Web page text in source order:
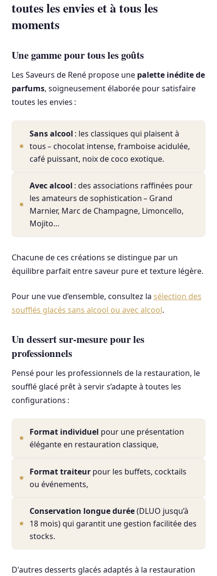
toutes les envies et à tous les
moments
Une gamme pour tous les goûts
Les Saveurs de René propose une palette inédite de
parfums, soigneusement élaborée pour satisfaire
toutes les envies :
Sans alcool : les classiques qui plaisent à
tous – chocolat intense, framboise acidulée,
café puissant, noix de coco exotique.
Avec alcool : des associations raffinées pour
les amateurs de sophistication – Grand
Marnier, Marc de Champagne, Limoncello,
Mojito…
Chacune de ces créations se distingue par un
équilibre parfait entre saveur pure et texture légère.
Pour une vue d’ensemble, consultez la sélection des
soufflés glacés sans alcool ou avec alcool.
Un dessert sur-mesure pour les
professionnels
Pensé pour les professionnels de la restauration, le
soufflé glacé prêt à servir s’adapte à toutes les
configurations :
Format individuel pour une présentation
élégante en restauration classique,
Format traiteur pour les buffets, cocktails
ou événements,
Conservation longue durée(DLUO jusqu’à
18 mois) qui garantit une gestion facilitée des
stocks.
D'autres desserts glacés adaptés à la restauration